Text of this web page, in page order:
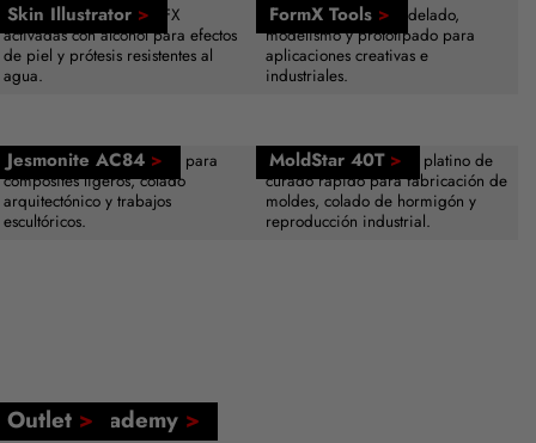
Skin Illustrator >
Paletas de maquillaje SFX
activadas con alcohol para efectos
de piel y prótesis resistentes al
agua.
FormX Tools >
Herramientas de modelado,
modelismo y prototipado para
aplicaciones creativas e
industriales.
Jesmonite AC84 >
Sistema de resina acrílica para
composites ligeros, colado
arquitectónico y trabajos
escultóricos.
MoldStar 40T >
Caucho de silicona de platino de
curado rápido para fabricación de
moldes, colado de hormigón y
reproducción industrial.
FormX Academy >
Outlet >